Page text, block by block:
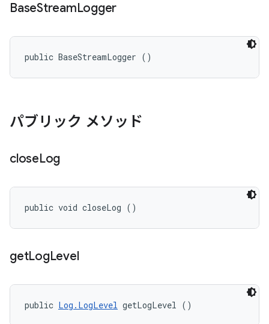
BaseStreamLogger
public BaseStreamLogger ()
パブリック メソッド
closeLog
public void closeLog ()
getLogLevel
public Log.LogLevel getLogLevel ()